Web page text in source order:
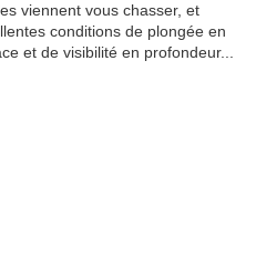
viennent vous chasser, et
conditions de plongée en
et de visibilité en profondeur...